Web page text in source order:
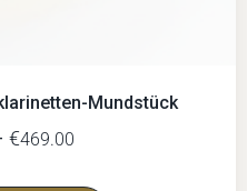
Mundstück
€469.00